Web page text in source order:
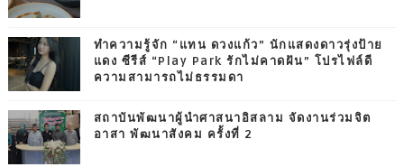
ทำความรู้จัก “แทน ดวงแก้ว” นักแสดงดาวรุ่งป้าย
แดง ซีรีส์ “Play Park รักไม่คาดฝัน” โปรไฟล์ดี
ความสามารถไม่ธรรมดา
สถาบันพัฒนาผู้นำศาสนาอิสลาม จัดงานร่วมจิต
อาสา พัฒนาสังคม ครั้งที่ 2